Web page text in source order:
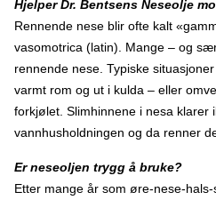
Hjelper Dr. Bentsens Neseolje
Rennende nese blir ofte kalt
vasomotrica (latin). Mange – og
rennende nese. Typiske
varmt rom og ut i kulda – eller
forkjølet. Slimhinnene i nesa klarer
vannhusholdningen og da renner
Er neseoljen trygg å bruke?
Etter mange år som øre-nese-